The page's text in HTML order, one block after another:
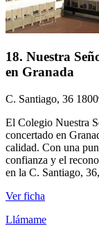
18. Nuestra
en Granada
C. Santiago, 36
El Colegio Nuestra
concertado en
calidad. Con una
confianza y el
en la C. Santiago,
Ver ficha
Llámame